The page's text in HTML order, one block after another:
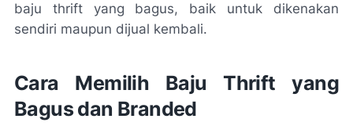
baju thrift yang bagus, baik untuk dikenakan
sendiri maupun dijual kembali.
Cara Memilih Baju Thrift yang
Bagus dan Branded